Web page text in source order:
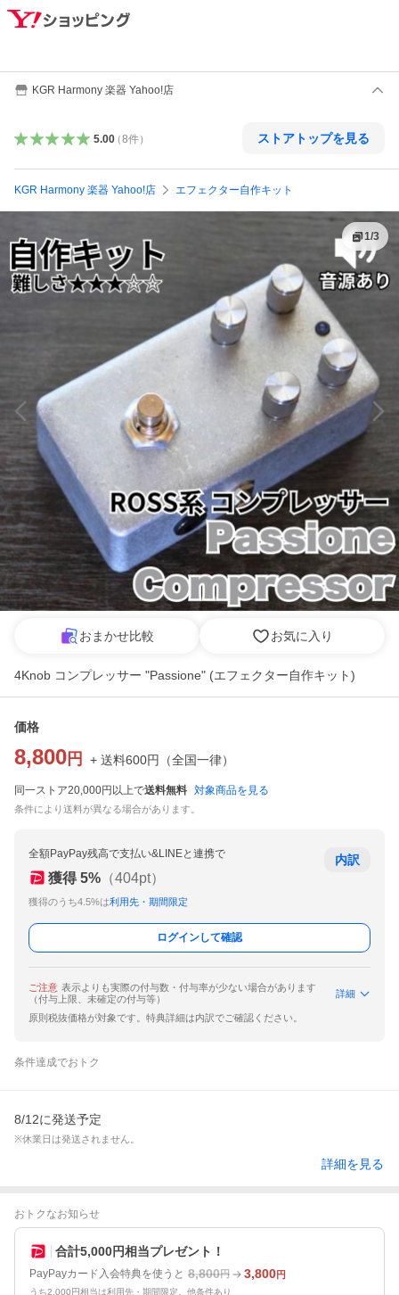
KGR Harmony 楽器 Yahoo!店
5.00（8件） ストアトップを見る
KGR Harmony 楽器 Yahoo!店 エフェクター自作キット
1/3
おまかせ比較 お気に入り
4Knob コンプレッサー "Passione" (エフェクター自作キット)
価格
8,800 円 + 送料600円 （全国一律）
同一ストア20,000円以上で送料無料 対象商品を見る
条件により送料が異なる場合があります。
全額PayPay残高で支払い&LINEと連携で
獲得 5% （404pt）
獲得のうち4.5%は利用先・期間限定
内訳
ログインして確認
ご注意 表示よりも実際の付与数・付与率が少ない場合があります
（付与上限、未確定の付与等）
詳細
原則税抜価格が対象です。特典詳細は内訳でご確認ください。
条件達成でおトク
8/12に発送予定
※休業日は発送されません。
詳細を見る
おトクなお知らせ
合計5,000円相当プレゼント！
PayPayカード入会特典を使うと 8,800円 3,800円
うち2,000円相当は利用先・期間限定。他条件あり